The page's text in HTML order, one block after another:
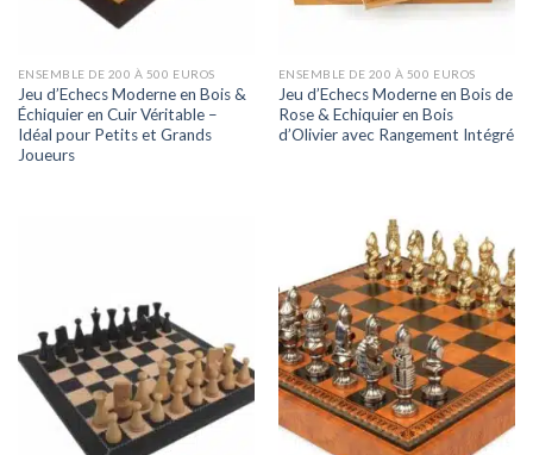
ENSEMBLE DE 200 À 500 EUROS
Jeu d’Echecs Moderne en Bois &
Échiquier en Cuir Véritable –
Idéal pour Petits et Grands
Joueurs
ENSEMBLE DE 200 À 500 EUROS
Jeu d’Echecs Moderne en Bois de
Rose & Echiquier en Bois
d’Olivier avec Rangement Intégré